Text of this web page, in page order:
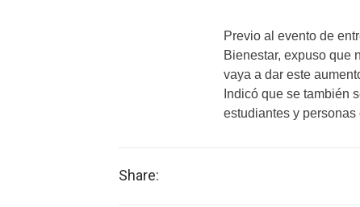
Previo al evento de
Bienestar, expuso que
vaya a dar este
Indicó que se también
estudiantes y
Share: